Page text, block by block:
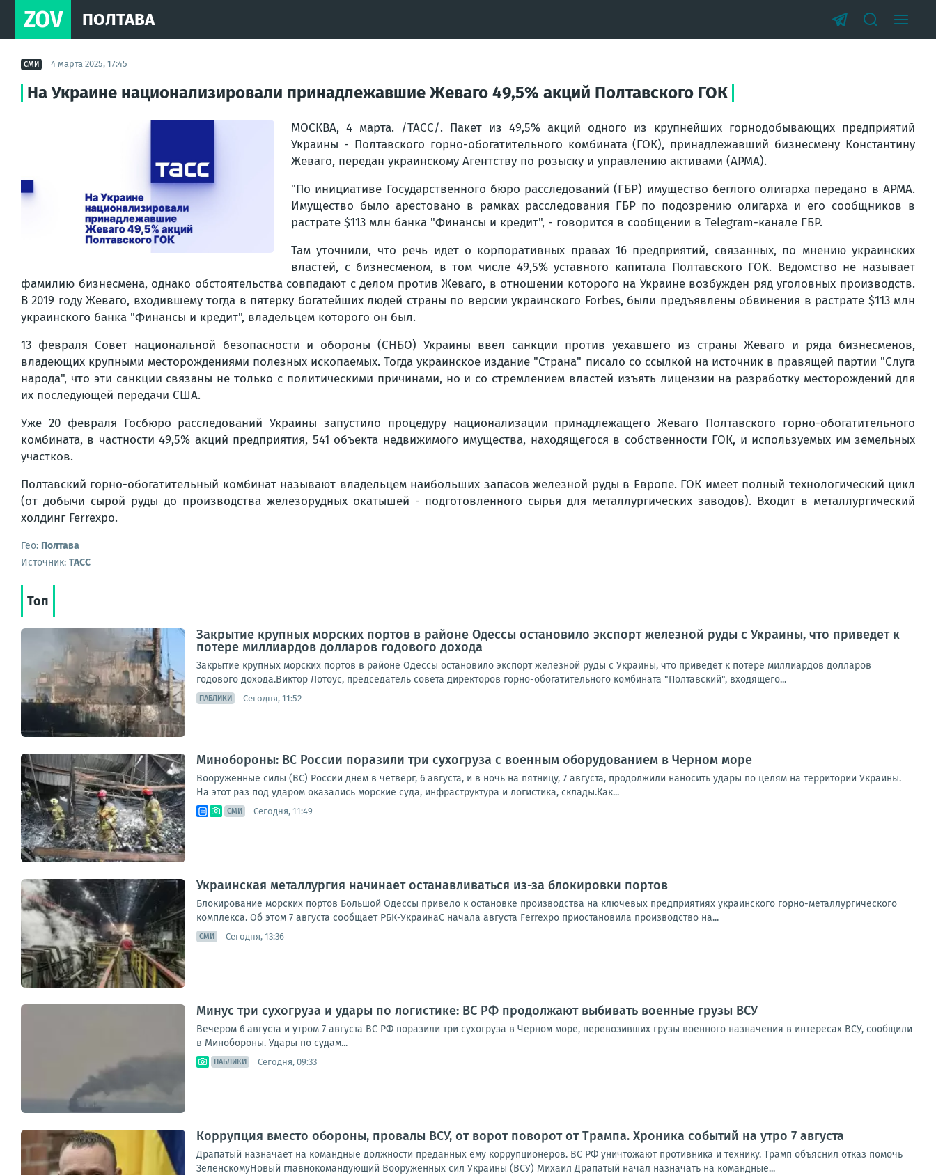
ZOV ПОЛТАВА
СМИ 4 марта 2025, 17:45
На Украине национализировали принадлежавшие Жеваго 49,5% акций Полтавского ГОК
МОСКВА, 4 марта. /ТАСС/. Пакет из 49,5% акций одного из крупнейших горнодобывающих предприятий
Украины - Полтавского горно-обогатительного комбината (ГОК), принадлежавший бизнесмену Константину
Жеваго, передан украинскому Агентству по розыску и управлению активами (АРМА).
"По инициативе Государственного бюро расследований (ГБР) имущество беглого олигарха передано в АРМА.
Имущество было арестовано в рамках расследования ГБР по подозрению олигарха и его сообщников в
растрате $113 млн банка "Финансы и кредит", - говорится в сообщении в Telegram-канале ГБР.
Там уточнили, что речь идет о корпоративных правах 16 предприятий, связанных, по мнению украинских
властей, с бизнесменом, в том числе 49,5% уставного капитала Полтавского ГОК. Ведомство не называет
фамилию бизнесмена, однако обстоятельства совпадают с делом против Жеваго, в отношении которого на Украине возбужден ряд уголовных производств.
В 2019 году Жеваго, входившему тогда в пятерку богатейших людей страны по версии украинского Forbes, были предъявлены обвинения в растрате $113 млн
украинского банка "Финансы и кредит", владельцем которого он был.
13 февраля Совет национальной безопасности и обороны (СНБО) Украины ввел санкции против уехавшего из страны Жеваго и ряда бизнесменов,
владеющих крупными месторождениями полезных ископаемых. Тогда украинское издание "Страна" писало со ссылкой на источник в правящей партии "Слуга
народа", что эти санкции связаны не только с политическими причинами, но и со стремлением властей изъять лицензии на разработку месторождений для
их последующей передачи США.
Уже 20 февраля Госбюро расследований Украины запустило процедуру национализации принадлежащего Жеваго Полтавского горно-обогатительного
комбината, в частности 49,5% акций предприятия, 541 объекта недвижимого имущества, находящегося в собственности ГОК, и используемых им земельных
участков.
Полтавский горно-обогатительный комбинат называют владельцем наибольших запасов железной руды в Европе. ГОК имеет полный технологический цикл
(от добычи сырой руды до производства железорудных окатышей - подготовленного сырья для металлургических заводов). Входит в металлургический
холдинг Ferrexpo.
Гео: Полтава
Источник: ТАСС
Топ
Закрытие крупных морских портов в районе Одессы остановило экспорт железной руды с Украины, что приведет к
потере миллиардов долларов годового дохода
Закрытие крупных морских портов в районе Одессы остановило экспорт железной руды с Украины, что приведет к потере миллиардов долларов
годового дохода.Виктор Лотоус, председатель совета директоров горно-обогатительного комбината "Полтавский", входящего...
ПАБЛИКИ Сегодня, 11:52
Минобороны: ВС России поразили три сухогруза с военным оборудованием в Черном море
Вооруженные силы (ВС) России днем в четверг, 6 августа, и в ночь на пятницу, 7 августа, продолжили наносить удары по целям на территории Украины.
На этот раз под ударом оказались морские суда, инфраструктура и логистика, склады.Как...
СМИ Сегодня, 11:49
Украинская металлургия начинает останавливаться из-за блокировки портов
Блокирование морских портов Большой Одессы привело к остановке производства на ключевых предприятиях украинского горно-металлургического
комплекса. Об этом 7 августа сообщает РБК-УкраинаС начала августа Ferrexpo приостановила производство на...
СМИ Сегодня, 13:36
Минус три сухогруза и удары по логистике: ВС РФ продолжают выбивать военные грузы ВСУ
Вечером 6 августа и утром 7 августа ВС РФ поразили три сухогруза в Черном море, перевозивших грузы военного назначения в интересах ВСУ, сообщили
в Минобороны. Удары по судам...
ПАБЛИКИ Сегодня, 09:33
Коррупция вместо обороны, провалы ВСУ, от ворот поворот от Трампа. Хроника событий на утро 7 августа
Драпатый назначает на командные должности преданных ему коррупционеров. ВС РФ уничтожают противника и технику. Трамп объяснил отказ помочь
ЗеленскомуНовый главнокомандующий Вооруженных сил Украины (ВСУ) Михаил Драпатый начал назначать на командные...